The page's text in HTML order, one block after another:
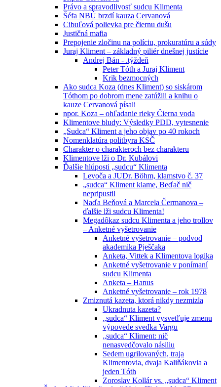
Právo a spravodlivosť sudcu Klimenta
Šéfa NBÚ brzdí kauza Cervanová
Cibuľová polievka pre čiernu dušu
Justičná mafia
Prepojenie zločinu na políciu, prokuratúru a súdy
Juraj Kliment – základný piliér dnešnej justície
Andrej Bán - .týždeň
Peter Tóth a Juraj Kliment
Krik bezmocných
Ako sudca Koza (dnes Kliment) so siskárom
Tóthom po dobrom mene zatúžili a knihu o
kauze Cervanová písali
npor. Koza – ohľadanie rieky Čierna voda
Klimentove bludy: Výsledky PDD, vytesnenie
„Sudca“ Kliment a jeho objav po 40 rokoch
Nomenklatúra politbyra KSČ
Charakter o charakteroch bez charakteru
Klimentove lži o Dr. Kubálovi
Ďalšie hlúposti „sudcu“ Klimenta
Levoča a JUDr. Böhm, klamstvo č. 37
„sudca“ Kliment klame, Beďač nič
nepripustil
Naďa Beňová a Marcela Čermanova –
ďalšie lži sudcu Klimenta!
Megadôkaz sudcu Klimenta a jeho trollov
– Anketné vyšetrovanie
Anketné vyšetrovanie – podvod
akademika Pješčaka
Anketa, Vittek a Klimentova logika
Anketné vyšetrovanie v ponímaní
sudcu Klimenta
Anketa – Hanus
Anketné vyšetrovanie – rok 1978
Zmiznutá kazeta, ktorá nikdy nezmizla
Ukradnuta kazeta?
„sudca“ Kliment vysvetľuje zmenu
výpovede svedka Vargu
„sudca“ Kliment: nič
nenasvedčovalo násiliu
Sedem ugrilovaných, traja
Klimentovia, dvaja Kaliňákovia a
jeden Tóth
Zoroslav Kollár vs. „sudca“ Kliment